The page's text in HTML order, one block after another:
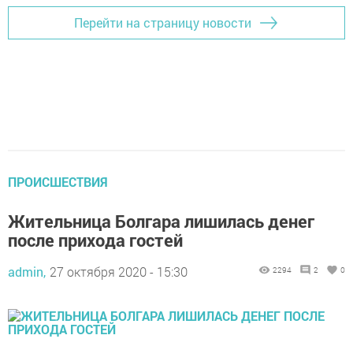
Перейти на страницу новости
ПРОИСШЕСТВИЯ
Жительница Болгара лишилась денег
после прихода гостей
admin, 27 октября 2020 - 15:30 2294 2 0